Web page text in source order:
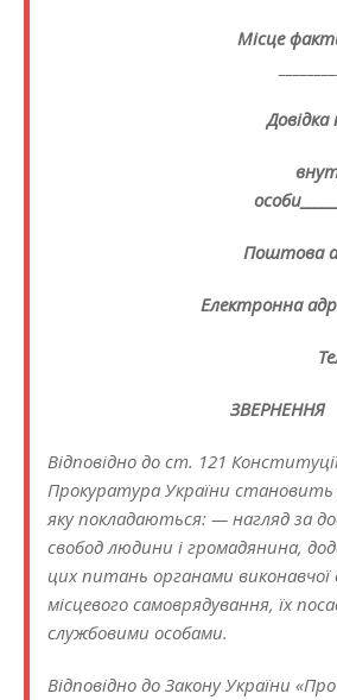
Місце
Поштова
Електронна
ЗВЕРНЕННЯ
Відповідно до ст. 121
Прокуратура України
яку покладаються: — нагляд за
свобод людини і громадянина,
цих питань органами виконавчої
місцевого самоврядування, їх
службовими особами.
Відповідно до Закону України